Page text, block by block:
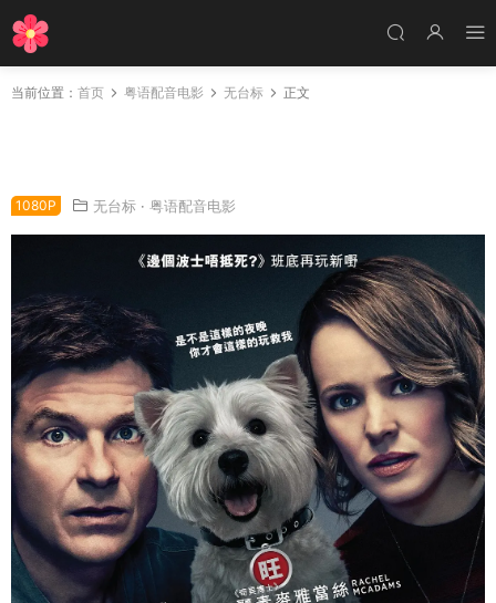
当前位置： 首页 粤语配音电影 无台标 正文
1080P 无台标 · 粤语配音电影